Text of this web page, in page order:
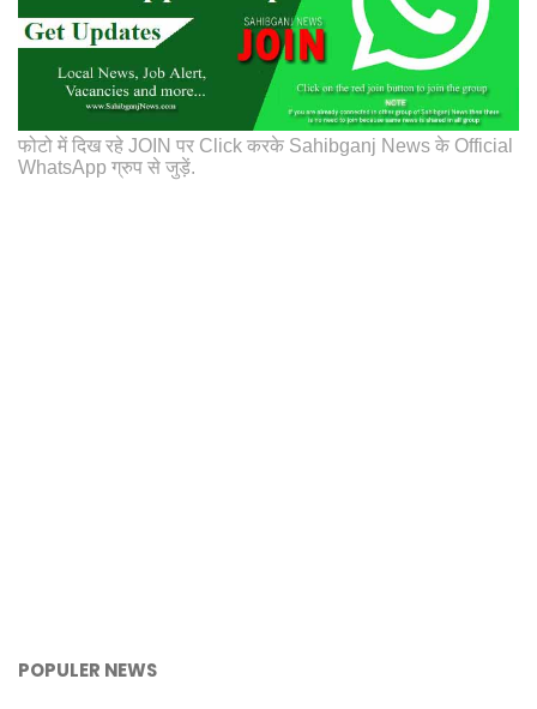
फोटो में दिख रहे JOIN पर Click करके Sahibganj News के Official
WhatsApp ग्रुप से जुड़ें.
POPULER NEWS